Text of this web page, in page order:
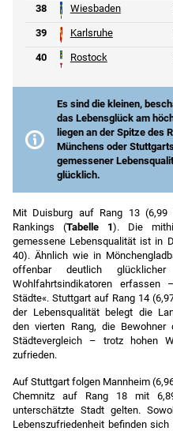
38 Wiesbaden
39 Karlsruhe
40 Rostock
Es sind die kleinen,
das Lebensglück am
liegen an der Spitze des
Münchens oder
gemessener
glücklich.
genutzt, um möglichst
Stadtebene zu erreichen.
Underperformer =
Glücksindex.
Overperformer =
Glücksindex:
Einwohner
Indikatoren
O = Glücksindex
Indikatoren.
Quellen
: Glücksatlas-
Berechnungen.
Mit Duisburg auf Rang 13
Rankings (Tabelle 1). Die
gemessene Lebensqualität ist in
40). Ähnlich wie in
offenbar deutlich
Wohlfahrtsindikatoren erfassen
Städte«. Stuttgart auf Rang 14
der Lebensqualität belegt die
den vierten Rang, die
Städtevergleich – trotz hohen
zufrieden.
Auf Stuttgart folgen Mannheim
Chemnitz auf Rang 18 mit
unterschätzte Stadt gelten.
Lebenszufriedenheit befinden